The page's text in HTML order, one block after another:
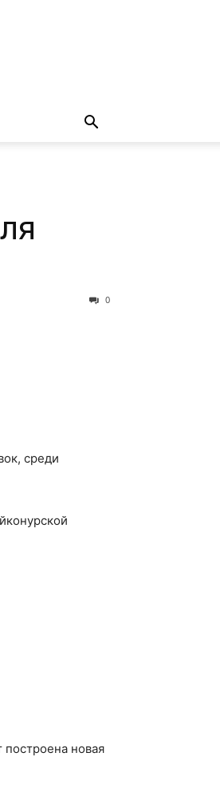
0
среди
новая